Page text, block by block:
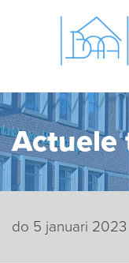
Actuele
do 5 januari 2023